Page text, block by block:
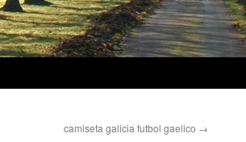
camiseta galicia futbol gaelico →